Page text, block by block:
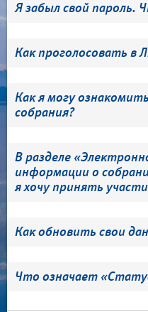
Я забыл свой пароль.
Как проголосовать в
Как я могу
собрания?
В разделе
информации о
я хочу принять
Как обновить свои
Что означает